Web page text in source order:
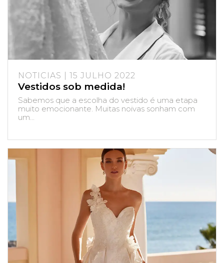
NOTICIAS | 15 JULHO 2022
Vestidos sob medida!
Sabemos que a escolha do vestido é uma etapa
muito emocionante. Muitas noivas sonham com
um...